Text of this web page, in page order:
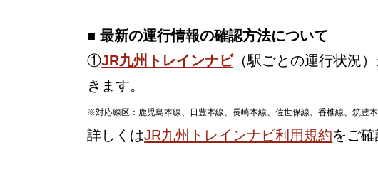
■ 最新の運行情報の確認方法について
①JR九州トレインナビ（駅ごとの運行状況
きます。
※対応線区：鹿児島本線、日豊本線、長崎本線、佐世保線、香椎線、筑豊
詳しくはJR九州トレインナビ利用規約をご確